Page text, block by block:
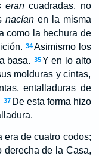
eran cuadradas, no
nacíanen la misma
como la hechura de
34Asimismo los
basa. 35Y en lo alto
molduras y cintas,
entalladuras de
37 De esta forma hizo
era de cuatro codos;
derecha de la Casa,